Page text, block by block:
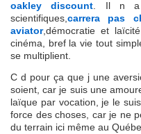
oakley discount. Il n a
scientifiques,carrera pas
aviator,démocratie et
cinéma, bref la vie tout
se multiplient.
C d pour ça que j une
soient, car je suis une
laïque par vocation, je le
force des choses, car je ne
du terrain ici même au